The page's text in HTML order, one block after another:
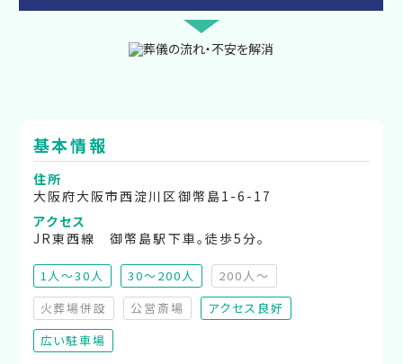
基本情報
住所
大阪府大阪市西淀川区御幣島1-6-17
アクセス
JR東西線 御幣島駅下車。徒歩5分。
1人～30人 30～200人 200人～
（非推奨）
火葬場併設
（非対応）
公営斎場
（非対応）
アクセス良好
広い駐車場